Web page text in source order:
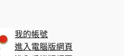
我的帳號
進入電腦版網頁